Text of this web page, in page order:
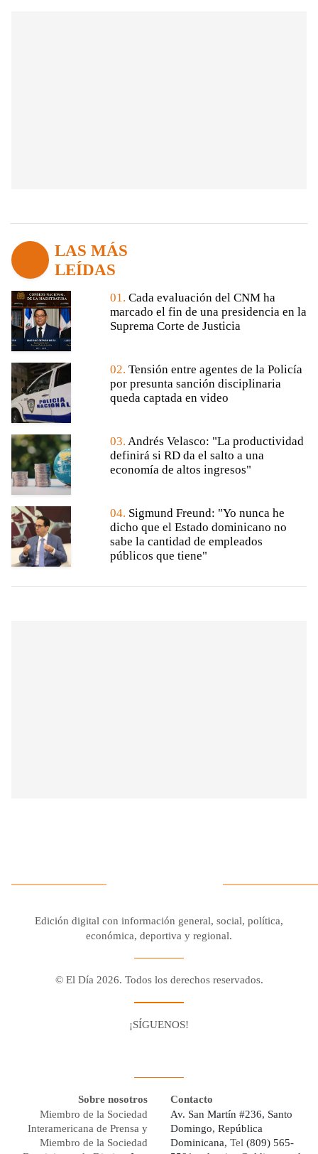
LAS MÁS
LEÍDAS
01. Cada evaluación del CNM ha
marcado el fin de una presidencia en la
Suprema Corte de Justicia
02. Tensión entre agentes de la Policía
por presunta sanción disciplinaria
queda captada en video
03. Andrés Velasco: "La productividad
definirá si RD da el salto a una
economía de altos ingresos"
04. Sigmund Freund: "Yo nunca he
dicho que el Estado dominicano no
sabe la cantidad de empleados
públicos que tiene"
Edición digital con información general, social, política,
económica, deportiva y regional.
© El Día 2026. Todos los derechos reservados.
¡SÍGUENOS!
Sobre nosotros
Miembro de la Sociedad
Interamericana de Prensa y
Miembro de la Sociedad
Contacto
Av. San Martín #236, Santo
Domingo, República
Dominicana, Tel (809) 565-